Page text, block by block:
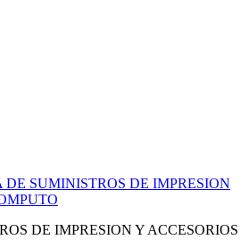
DE SUMINISTROS DE IMPRESION
DE IMPRESION Y ACCESORIOS